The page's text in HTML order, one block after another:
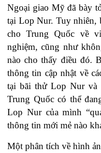
Ngoại giao Mỹ đã bày
tại Lop Nur. Tuy nhiên,
cho Trung Quốc về
nghiệm, cũng như
nào cho thấy điều đó.
thông tin cập nhật về
tại bãi thử Lop Nur và
Trung Quốc có thể
Lop Nur của mình
thông tin mới mẻ nào
Một phân tích về hình